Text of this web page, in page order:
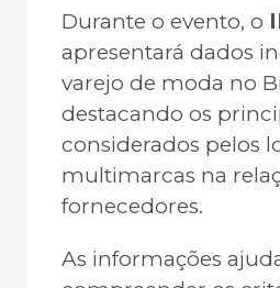
Durante o evento, o
apresentará dados
varejo de moda no
destacando os
considerados pelos
multimarcas na
fornecedores.
As informações